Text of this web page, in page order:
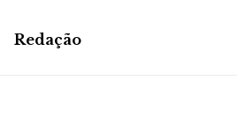
Redação